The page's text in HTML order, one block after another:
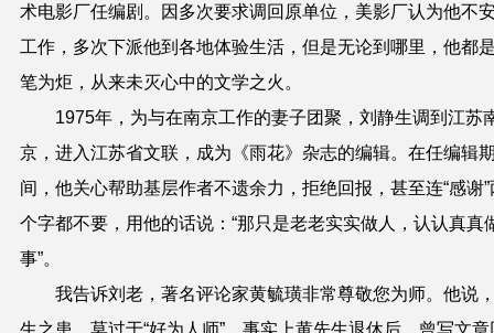
术电影厂任编剧 。因 多次要求调回原单位 ，美影厂认为他不
工作，多次下派他到各地体验生活 ， 但是无论到哪里，他都
笔为炬，从来未灭心中的文学之火。
1975年， 为与在南京工作的妻子团聚， 刘静生调到江苏
京，进入江苏省文联 ，成为《雨花》杂志的编辑。 在任编辑
间，他关心帮助基层作者不遗余力，拒绝回报，甚至连“感谢”
个字都不要，用他的话说 ： “那只是老老实实做人，认认真真
事”。
我告诉刘老，著名评论家黄毓璜非常尊敬您为师。他说
生之患，莫过于“好为人师”。事实上黄先生退休后，曾写文章